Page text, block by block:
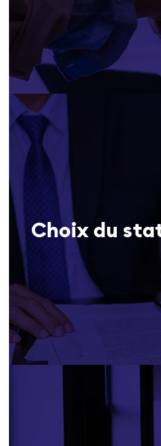
Choix du